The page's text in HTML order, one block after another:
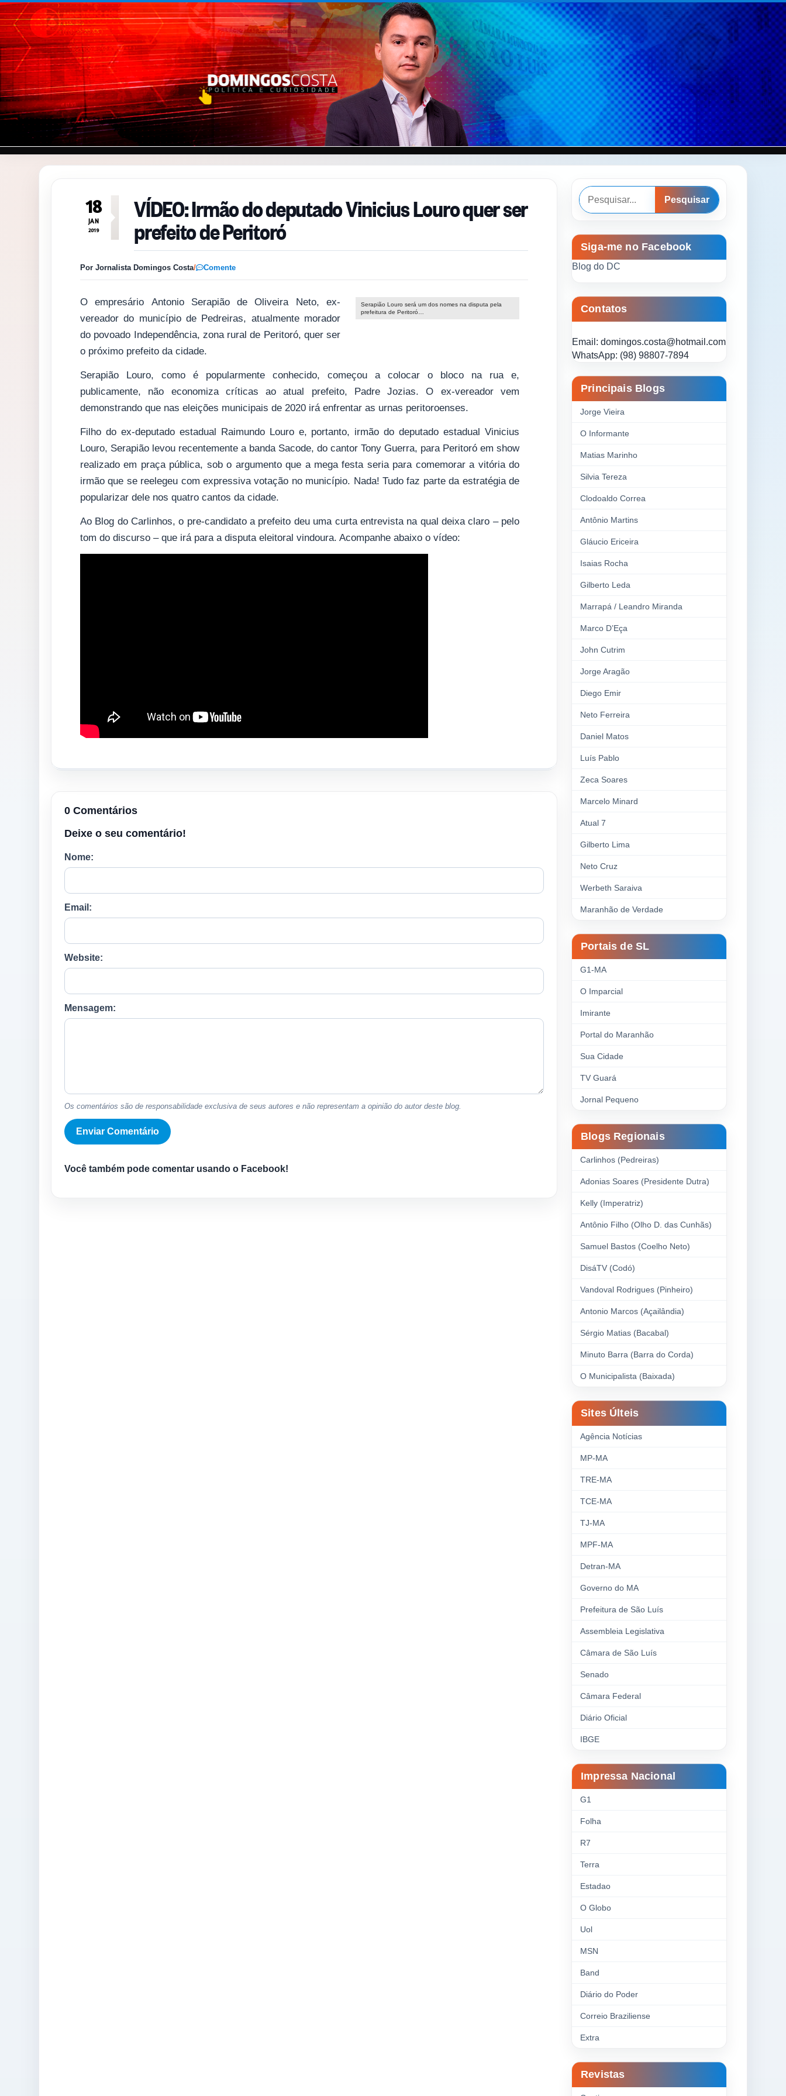
Pular para o conteúdo
18
JAN
2019
VÍDEO: Irmão do deputado Vinicius Louro quer ser
prefeito de Peritoró
Por Jornalista Domingos Costa/ Comente
Serapião Louro será um dos nomes na disputa pela
prefeitura de Peritoró…
O empresário Antonio Serapião de Oliveira Neto, ex-
vereador do município de Pedreiras, atualmente morador
do povoado Independência, zona rural de Peritoró, quer ser
o próximo prefeito da cidade.
Serapião Louro, como é popularmente conhecido, começou a colocar o bloco na rua e,
publicamente, não economiza críticas ao atual prefeito, Padre Jozias. O ex-vereador vem
demonstrando que nas eleições municipais de 2020 irá enfrentar as urnas peritoroenses.
Filho do ex-deputado estadual Raimundo Louro e, portanto, irmão do deputado estadual Vinicius
Louro, Serapião levou recentemente a banda Sacode, do cantor Tony Guerra, para Peritoró em show
realizado em praça pública, sob o argumento que a mega festa seria para comemorar a vitória do
irmão que se reelegeu com expressiva votação no município. Nada! Tudo faz parte da estratégia de
popularizar dele nos quatro cantos da cidade.
Ao Blog do Carlinhos, o pre-candidato a prefeito deu uma curta entrevista na qual deixa claro – pelo
tom do discurso – que irá para a disputa eleitoral vindoura. Acompanhe abaixo o vídeo:
0 Comentários
Deixe o seu comentário!
Nome:
Email:
Website:
Mensagem:
Os comentários são de responsabilidade exclusiva de seus autores e não representam a opinião do autor deste blog.
Você também pode comentar usando o Facebook!
Pesquisar
Pesquisar
Siga-me no Facebook
Blog do DC
Contatos
Email: domingos.costa@hotmail.com
WhatsApp: (98) 98807-7894
Principais Blogs
Jorge Vieira
O Informante
Matias Marinho
Silvia Tereza
Clodoaldo Correa
Antônio Martins
Gláucio Ericeira
Isaias Rocha
Gilberto Leda
Marrapá / Leandro Miranda
Marco D’Eça
John Cutrim
Jorge Aragão
Diego Emir
Neto Ferreira
Daniel Matos
Luís Pablo
Zeca Soares
Marcelo Minard
Atual 7
Gilberto Lima
Neto Cruz
Werbeth Saraiva
Maranhão de Verdade
Portais de SL
G1-MA
O Imparcial
Imirante
Portal do Maranhão
Sua Cidade
TV Guará
Jornal Pequeno
Blogs Regionais
Carlinhos (Pedreiras)
Adonias Soares (Presidente Dutra)
Kelly (Imperatriz)
Antônio Filho (Olho D. das Cunhãs)
Samuel Bastos (Coelho Neto)
DisáTV (Codó)
Vandoval Rodrigues (Pinheiro)
Antonio Marcos (Açailândia)
Sérgio Matias (Bacabal)
Minuto Barra (Barra do Corda)
O Municipalista (Baixada)
Sites Últeis
Agência Notícias
MP-MA
TRE-MA
TCE-MA
TJ-MA
MPF-MA
Detran-MA
Governo do MA
Prefeitura de São Luís
Assembleia Legislativa
Câmara de São Luís
Senado
Câmara Federal
Diário Oficial
IBGE
Impressa Nacional
G1
Folha
R7
Terra
Estadao
O Globo
Uol
MSN
Band
Diário do Poder
Correio Braziliense
Extra
Revistas